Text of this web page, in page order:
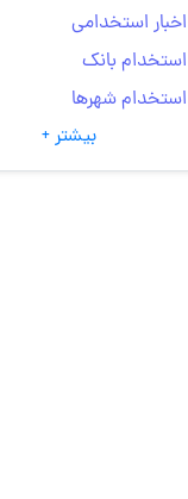
اخبار استخدامی
استخدام بانک
استخدام شهرها
انتخاب مسیر شغلی
به‌روزرسانی‌های سایت
بیشتر +